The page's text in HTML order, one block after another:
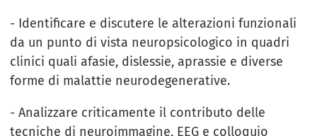
- Identificare e discutere le alterazioni funzionali
da un punto di vista neuropsicologico in quadri
clinici quali afasie, dislessie, aprassie e diverse
forme di malattie neurodegenerative.
- Analizzare criticamente il contributo delle
tecniche di neuroimmagine, EEG e colloquio